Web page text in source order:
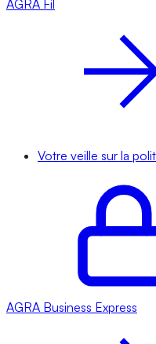
AGRA Fil
Votre veille sur la
AGRA Business Express